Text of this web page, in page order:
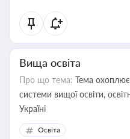
Вища освіта
Про що тема: Тема
системи вищої освіти,
Україні
Освіта